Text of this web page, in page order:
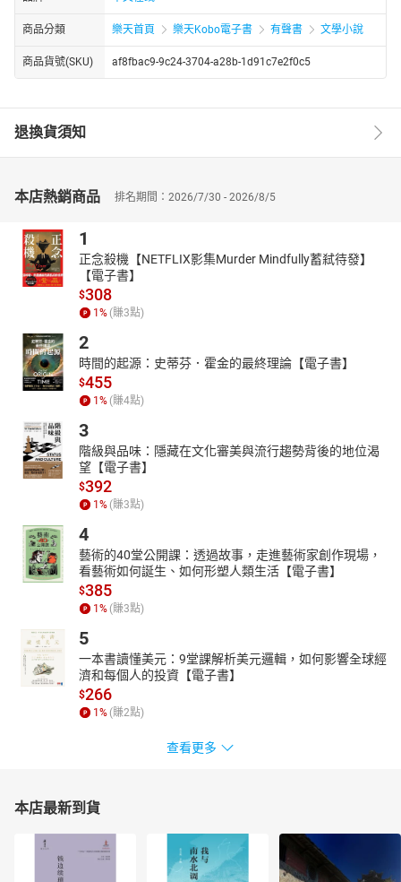
商品分類 樂天首頁 樂天Kobo電子書 有聲書 文學小說
商品貨號(SKU) af8fbac9-9c24-3704-a28b-1d91c7e2f0c5
退換貨須知
本店熱銷商品 排名期間：2026/7/30 - 2026/8/5
1
正念殺機【NETFLIX影集Murder Mindfully蓄弒待發】
【電子書】
$308
1% (賺3點)
2
時間的起源：史蒂芬．霍金的最終理論【電子書】
$455
1% (賺4點)
3
階級與品味：隱藏在文化審美與流行趨勢背後的地位渴
望【電子書】
$392
1% (賺3點)
4
藝術的40堂公開課：透過故事，走進藝術家創作現場，
看藝術如何誕生、如何形塑人類生活【電子書】
$385
1% (賺3點)
5
一本書讀懂美元：9堂課解析美元邏輯，如何影響全球經
濟和每個人的投資【電子書】
$266
1% (賺2點)
查看更多
本店最新到貨